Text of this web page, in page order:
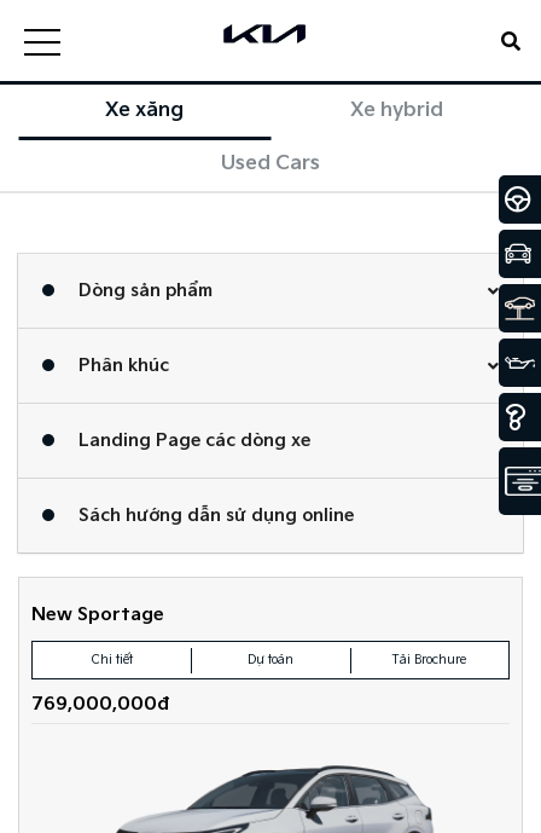
Xe xăng Xe hybrid
Used Cars
Dòng sản phẩm
Phân khúc
Landing Page các dòng xe
Sách hướng dẫn sử dụng online​
New Sportage
Chi tiết Dự toán Tải Brochure
769,000,000đ